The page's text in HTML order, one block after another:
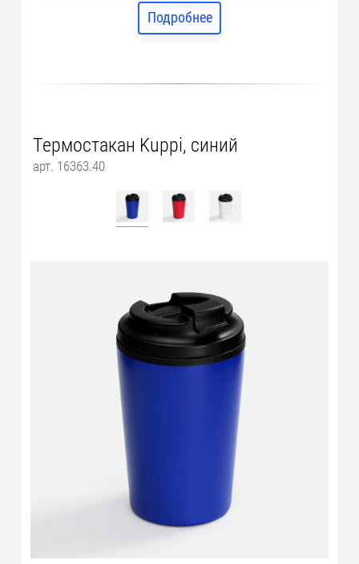
Подробнее
Термостакан Kuppi, синий
арт. 16363.40